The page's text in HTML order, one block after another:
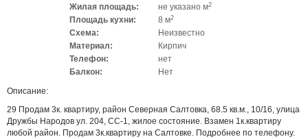
Жилая площадь: не указано м2
Площадь кухни: 8 м2
Схема:
Неизвестно
Материал:
Кирпич
Телефон:
нет
Балкон:
Нет
Описание:
29 Продам 3к. квартиру, район Северная Салтовка, 68.5 кв.м., 10/16, улица
Дружбы Народов ул. 204, СС-1, жилое состояние. Взамен 1к.квартиру
любой район. Продам 3к.квартиру на Салтовке. Подробнее по телефону.